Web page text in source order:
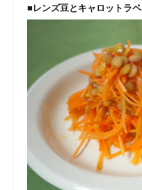
■レンズ豆とキャロットラペ